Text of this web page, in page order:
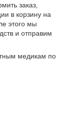
заказ,
в корзину на
этого мы
и отправим
медикам по